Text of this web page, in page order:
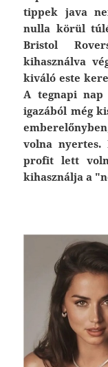
tippek java
nulla körül
Bristol
kihasználva
kiváló este
A tegnapi nap
igazából még
volna
profit lett
kihasználja a